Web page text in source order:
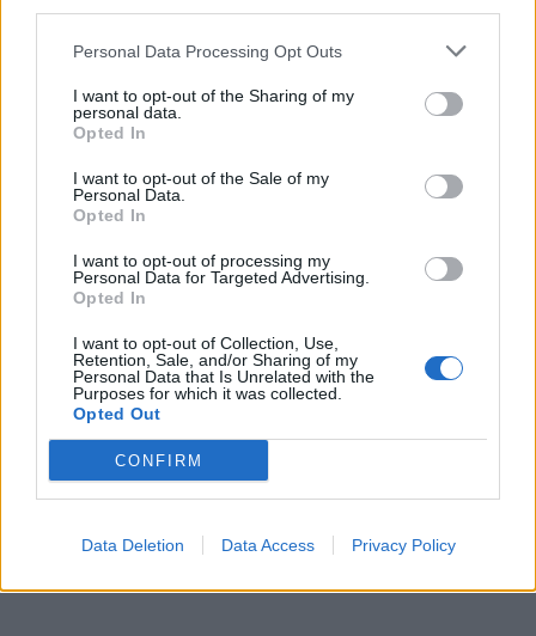
Personal Data Processing Opt Outs
I want to opt-out of the Sharing of my
personal data.
Opted In
I want to opt-out of the Sale of my
Personal Data.
Opted In
I want to opt-out of processing my
Personal Data for Targeted Advertising.
Opted In
I want to opt-out of Collection, Use,
Retention, Sale, and/or Sharing of my
Personal Data that Is Unrelated with the
Purposes for which it was collected.
Opted Out
CONFIRM
Data Deletion Data Access Privacy Policy